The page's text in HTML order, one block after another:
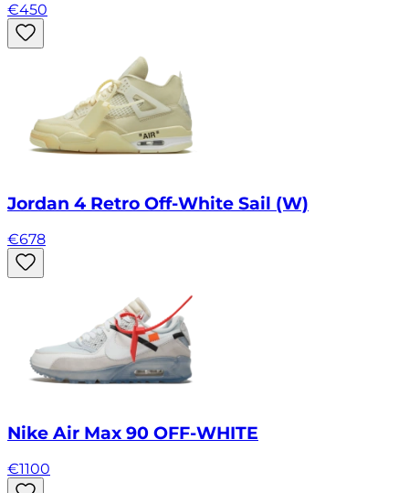
€450
Jordan 4 Retro Off-White Sail (W)
€678
Nike Air Max 90 OFF-WHITE
€1100